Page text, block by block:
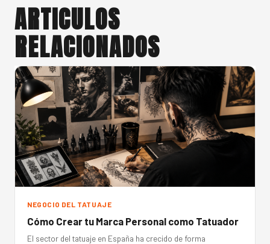
ARTICULOS
RELACIONADOS
NEGOCIO DEL TATUAJE
Cómo Crear tu Marca Personal como Tatuador
El sector del tatuaje en España ha crecido de forma